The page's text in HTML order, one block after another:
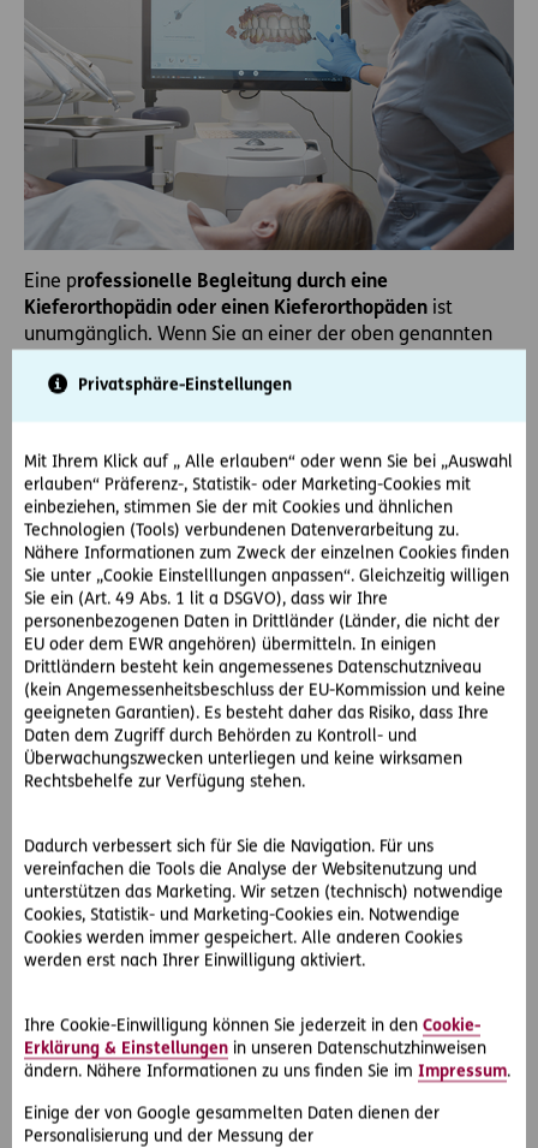
Privatsphäre-Einstellungen
Mit Ihrem Klick auf „ Alle erlauben“ oder wenn Sie bei „Auswahl
erlauben“ Präferenz-, Statistik- oder Marketing-Cookies mit
einbeziehen, stimmen Sie der mit Cookies und ähnlichen
Technologien (Tools) verbundenen Datenverarbeitung zu.
Nähere Informationen zum Zweck der einzelnen Cookies finden
Sie unter „Cookie Einstelllungen anpassen“. Gleichzeitig willigen
Sie ein (Art. 49 Abs. 1 lit a DSGVO), dass wir Ihre
personenbezogenen Daten in Drittländer (Länder, die nicht der
EU oder dem EWR angehören) übermitteln. In einigen
Drittländern besteht kein angemessenes Datenschutzniveau
(kein Angemessenheitsbeschluss der EU-Kommission und keine
geeigneten Garantien). Es besteht daher das Risiko, dass Ihre
Daten dem Zugriff durch Behörden zu Kontroll- und
Überwachungszwecken unterliegen und keine wirksamen
Rechtsbehelfe zur Verfügung stehen.
Dadurch verbessert sich für Sie die Navigation. Für uns
vereinfachen die Tools die Analyse der Websitenutzung und
unterstützen das Marketing. Wir setzen (technisch) notwendige
Cookies, Statistik- und Marketing-Cookies ein. Notwendige
Cookies werden immer gespeichert. Alle anderen Cookies
werden erst nach Ihrer Einwilligung aktiviert.
Ihre Cookie-Einwilligung können Sie jederzeit in den Cookie-
Erklärung & Einstellungen in unseren Datenschutzhinweisen
ändern. Nähere Informationen zu uns finden Sie im Impressum.
Einige der von Google gesammelten Daten dienen der
Personalisierung und der Messung der
Eine professionelle Begleitung durch eine
Kieferorthopädin oder einen Kieferorthopäden ist
unumgänglich. Wenn Sie an einer der oben genannten
unbedingt von einem Kieferorthopäden beraten. Ohne
Anwendung der Schienen birgt viele Risiken:
Zahnfleischblutenund daraus resultierende
Zahnfleischschäden
Zahnverlust
Ungewünschte Bissveränderungen
Vor dem Start einer kieferorthopädischen Behandlung
überprüft der Kieferorthopäde den Gesundheitszustand
Ihrer Zähne. Dabei kontrolliert er, ob Ihr Zahnfleisch und
Ihre Zähne stark genug sind, um optimal auf die
passend zu IhremZahnprofileinen genauen
Behandlungsplanfür den Einsatz der Zahnschienen.
Dieser schließt die Tragezeiten und die
Behandlungsdauer ein.
Die Behandlungsdauer mit unsichtbaren Zahnspangen
ab, einschließlich der Komplexität der
Zahnfehlstellungen und der individuellen Reaktion des
Patienten auf die Behandlung. In der Regel kann die
Behandlungsdauer jedoch zwischen6 Monaten und 2
Jahrenliegen. Danach kommt ein sogenannter